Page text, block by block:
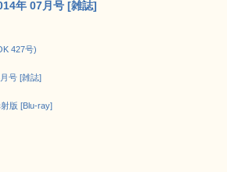
年 07月号 [雑誌]
427号)
号 [雑誌]
版 [Blu-ray]